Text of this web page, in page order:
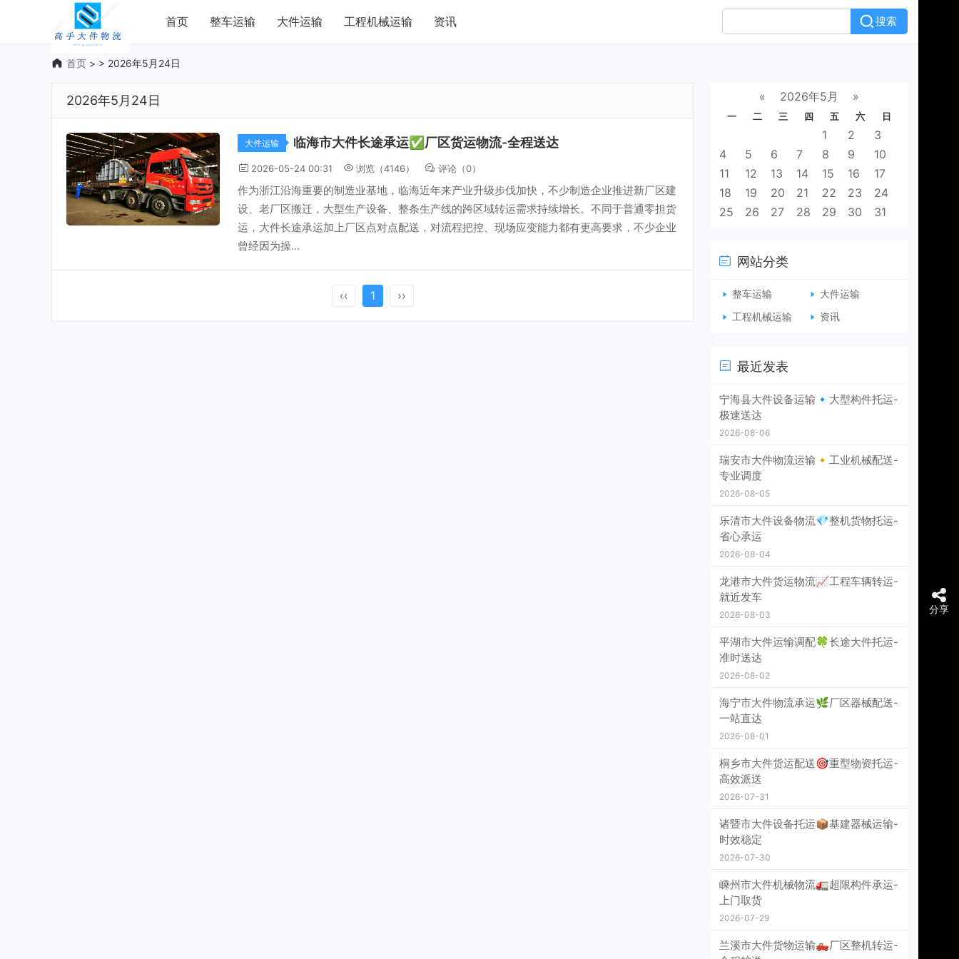
首页 整车运输 大件运输 工程机械运输 资讯 搜索
首页 > > 2026年5月24日
2026年5月24日
大件运输 临海市大件长途承运✅厂区货运物流-全程送达
2026-05-24 00:31 浏览（4146） 评论（0）
作为浙江沿海重要的制造业基地，临海近年来产业升级步伐加快，不少制造企业推进新厂区建
设、老厂区搬迁，大型生产设备、整条生产线的跨区域转运需求持续增长。不同于普通零担货
运，大件长途承运加上厂区点对点配送，对流程把控、现场应变能力都有更高要求，不少企业
曾经因为操...
‹‹ 1 ››
« 2026年5月 »
一 二 三 四 五 六 日
1 2
3
4
5 6 7 8 9
10
11
12 13 14 15 16
17
18
19 20 21 22 23
24
25
26 27 28 29 30 31
网站分类
整车运输
大件运输
工程机械运输
资讯
最近发表
宁海县大件设备运输🔹大型构件托运-
极速送达
2026-08-06
瑞安市大件物流运输🔸工业机械配送-
专业调度
2026-08-05
乐清市大件设备物流💎整机货物托运-
省心承运
2026-08-04
龙港市大件货运物流📈工程车辆转运-
就近发车
2026-08-03
平湖市大件运输调配🍀长途大件托运-
准时送达
2026-08-02
海宁市大件物流承运🌿厂区器械配送-
一站直达
2026-08-01
桐乡市大件货运配送🎯重型物资托运-
高效派送
2026-07-31
诸暨市大件设备托运📦基建器械运输-
时效稳定
2026-07-30
嵊州市大件机械物流🚛超限构件承运-
上门取货
2026-07-29
兰溪市大件货物运输🛻厂区整机转运-
分享